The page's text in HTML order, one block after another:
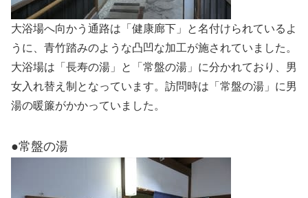
大浴場へ向かう通路は「健康廊下」と名付けられているよ
うに、青竹踏みのような凸凹な加工が施されていました。
大浴場は「長寿の湯」と「常盤の湯」に分かれており、男
女入れ替え制となっています。訪問時は「常盤の湯」に男
湯の暖簾がかかっていました。
●常盤の湯